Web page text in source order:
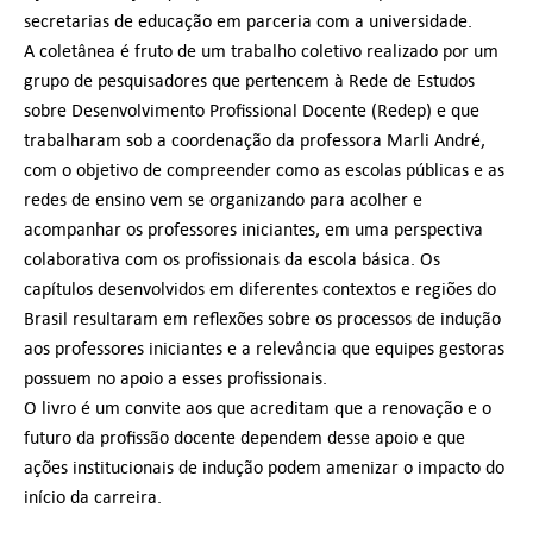
secretarias de educação em parceria com a universidade.
A coletânea é fruto de um trabalho coletivo realizado por um
grupo de pesquisadores que pertencem à Rede de Estudos
sobre Desenvolvimento Profissional Docente (Redep) e que
trabalharam sob a coordenação da professora Marli André,
com o objetivo de compreender como as escolas públicas e as
redes de ensino vem se organizando para acolher e
acompanhar os professores iniciantes, em uma perspectiva
colaborativa com os profissionais da escola básica. Os
capítulos desenvolvidos em diferentes contextos e regiões do
Brasil resultaram em reflexões sobre os processos de indução
aos professores iniciantes e a relevância que equipes gestoras
possuem no apoio a esses profissionais.
O livro é um convite aos que acreditam que a renovação e o
futuro da profissão docente dependem desse apoio e que
ações institucionais de indução podem amenizar o impacto do
início da carreira.